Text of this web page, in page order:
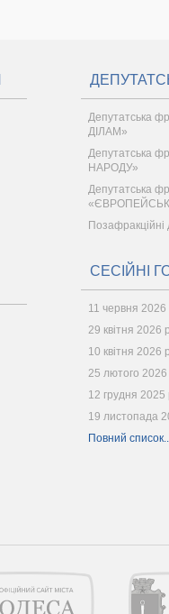
Депутатська
ДІЛАМ»
Депутатська
НАРОДУ»
Депутатська
Позафракційні
СЕСІЙНІ
11 червня 2026
29 квітня 2026
10 квітня 2026
25 лютого 2026
12 грудня 2025
19 листопада
Повний